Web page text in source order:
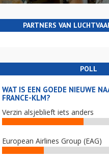
PARTNERS VAN
POLL
WAT IS EEN GOEDE NIEUWE
FRANCE-KLM?
Verzin alsjeblieft iets anders
European Airlines Group (EAG)